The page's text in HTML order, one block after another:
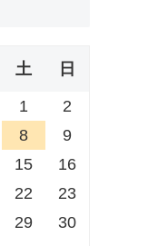
土 日
1
2
8
9
15
16
22
23
29
30